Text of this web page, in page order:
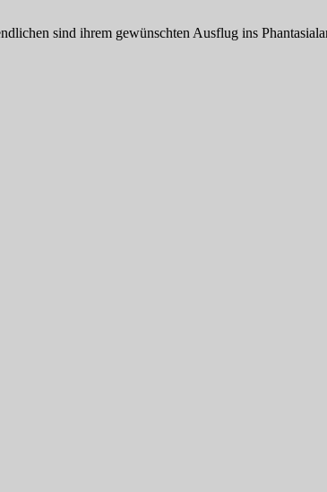
sind ihrem gewünschten Ausflug ins